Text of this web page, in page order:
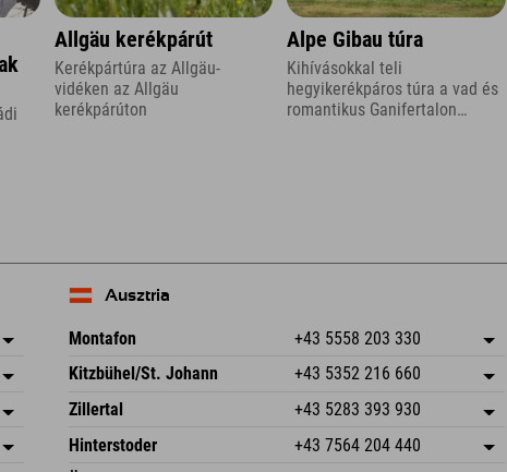
Allgäu kerékpárút
Kerékpártúra az Allgäu-
vidéken az Allgäu
kerékpárúton
Alpe Gibau túra
Kihívásokkal teli
hegyikerékpáros túra a vad és
romantikus Ganifertalon
Ausztria
Montafon +43 5558 203 330
Dorfstr. 127b
Ausztria
Cím mentése
Könyv
Kitzbühel/St. Johann +43 5352 216 660
Speckbacherstraße 87
Ausztria
Cím mentése
Könyv
Zillertal +43 5283 393 930
Schmiedau 2
Cím mentése
Hinterstoder +43 7564 204 440